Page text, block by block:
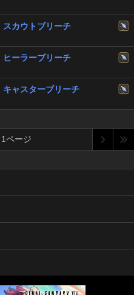
スカウトブリーチ
ヒーラーブリーチ
キャスターブリーチ
ページ